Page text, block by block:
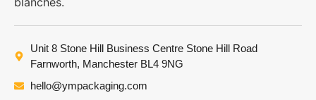
Unit 8 Stone Hill Business Centre Stone Hill Road
Farnworth, Manchester BL4 9NG
hello@ympackaging.com